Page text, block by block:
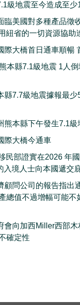
級地震至今造成至少
臨美國對多種產品徵
紐省的一切資源協助
際大橋首日通車順暢
本縣7.1級地震 1人
縣7.7級地震據報最
熊本縣下午發生7.1級
際大橋今通車
民部證實在2026 年
入境人士向本國遞交
顧問公司的報告指出
總值不過增幅可能不
會向加西Miller西部
確定性